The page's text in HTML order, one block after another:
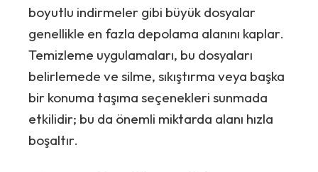
boyutlu indirmeler gibi büyük dosyalar
genellikle en fazla depolama alanını kaplar.
Temizleme uygulamaları, bu dosyaları
belirlemede ve silme, sıkıştırma veya başka
bir konuma taşıma seçenekleri sunmada
etkilidir; bu da önemli miktarda alanı hızla
boşaltır.